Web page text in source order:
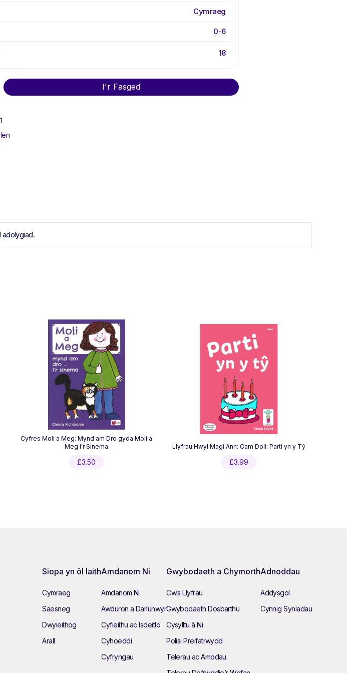
Cymraeg
0-6
18
I'r Fasged
Cyfres Moli a Meg: Mynd am Dro gyda Moli a
Meg i’r Sinema
£3.50
Llyfrau Hwyl Magi Ann: Cam Doli: Parti yn y Tŷ
£3.99
Siopa yn ôl Iaith
Cymraeg
Saesneg
Dwyieithog
Arall
Amdanom Ni
Amdanom Ni
Awduron a Darlunwyr
Cyfieithu ac Isdeitlo
Cyhoeddi
Cyfryngau
Gwybodaeth a Chymorth
Cwis Llyfrau
Gwybodaeth Dosbarthu
Cysylltu â Ni
Polisi Preifatrwydd
Telerau ac Amodau
Adnoddau
Addysgol
Cynnig Syniadau